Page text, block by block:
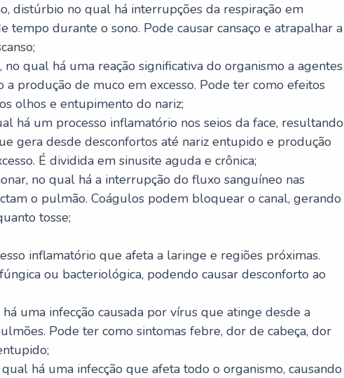
distúrbio no qual há interrupções da respiração em
tempo durante o sono. Pode causar cansaço e atrapalhar a
no qual há uma reação significativa do organismo a agentes
a produção de muco em excesso. Pode ter como efeitos
olhos e entupimento do nariz;
há um processo inflamatório nos seios da face, resultando
gera desde desconfortos até nariz entupido e produção
É dividida em sinusite aguda e crônica;
no qual há a interrupção do fluxo sanguíneo nas
o pulmão. Coágulos podem bloquear o canal, gerando
tosse;
inflamatório que afeta a laringe e regiões próximas.
ou bacteriológica, podendo causar desconforto ao
uma infecção causada por vírus que atinge desde a
Pode ter como sintomas febre, dor de cabeça, dor
há uma infecção que afeta todo o organismo, causando